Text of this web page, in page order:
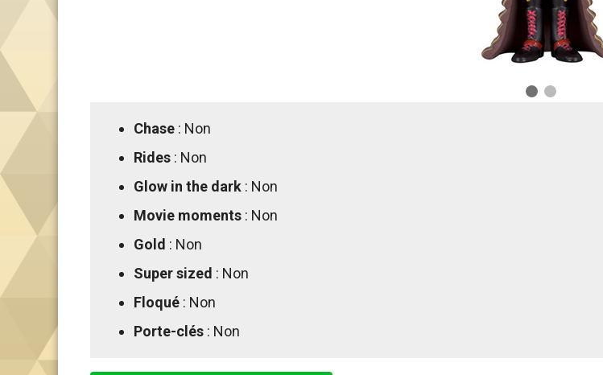
Chase : Non
Rides : Non
Glow in the dark : Non
Movie moments : Non
Gold : Non
Super sized : Non
Floqué : Non
Porte-clés : Non